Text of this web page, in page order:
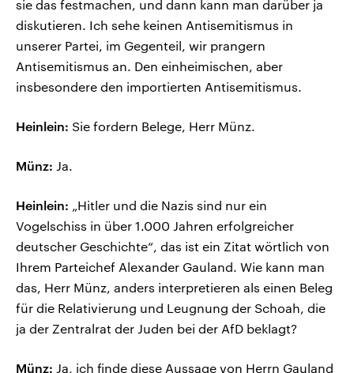
sie das festmachen, und dann kann man darüber ja
diskutieren. Ich sehe keinen Antisemitismus in
unserer Partei, im Gegenteil, wir prangern
Antisemitismus an. Den einheimischen, aber
insbesondere den importierten Antisemitismus.
Heinlein: Sie fordern Belege, Herr Münz.
Münz: Ja.
Heinlein: „Hitler und die Nazis sind nur ein
Vogelschiss in über 1.000 Jahren erfolgreicher
deutscher Geschichte“, das ist ein Zitat wörtlich von
Ihrem Parteichef Alexander Gauland. Wie kann man
das, Herr Münz, anders interpretieren als einen Beleg
für die Relativierung und Leugnung der Schoah, die
ja der Zentralrat der Juden bei der AfD beklagt?
Münz: Ja, ich finde diese Aussage von Herrn Gauland